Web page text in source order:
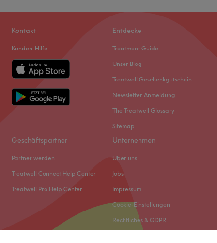
Kontakt
Kunden-Hilfe
Entdecke
Treatment Guide
Unser Blog
Treatwell Geschenkgutschein
Newsletter Anmeldung
The Treatwell Glossary
Sitemap
Geschäftspartner
Partner werden
Treatwell Connect Help Center
Treatwell Pro Help Center
Unternehmen
Über uns
Jobs
Impressum
Cookie-Einstellungen
Rechtliches & GDPR